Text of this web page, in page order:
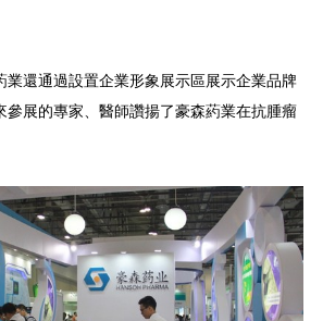
還通過設置企業形象展示區展示企業品牌
參展的專家、醫師讚揚了豪森葯業在抗腫瘤